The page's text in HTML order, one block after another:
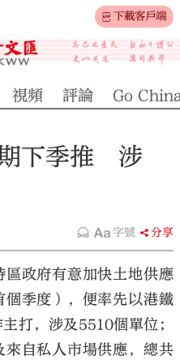
下載客戶端
視頻 評論 Go
下季推 涉
字號 分享
區政府有意加快土地供應
季度），便率先以港鐵
打，涉及5510個單位；
自私人市場供應，總共